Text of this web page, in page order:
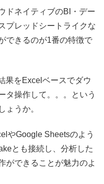
ドネイティブのBI・デー
プレッドシートライクな
できるのが1番の特徴で
果をExcelベースでダウ
タ操作して。。。という
ょうか。
やGoogle Sheetsのよう
とも接続し、分析した
ができることが魅力のよ